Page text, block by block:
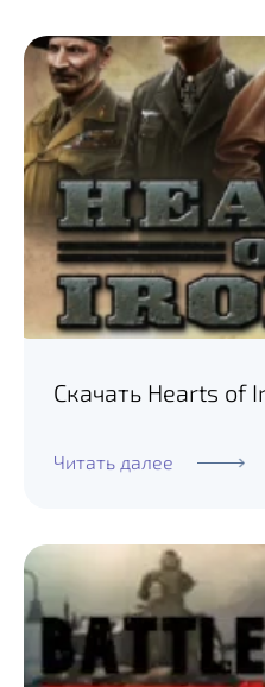
Скачать Hearts of
Читать далее